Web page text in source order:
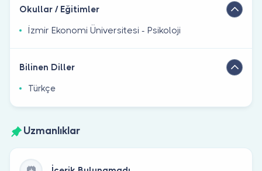
Okullar / Eğitimler
İzmir Ekonomi Üniversitesi - Psikoloji
Bilinen Diller
Türkçe
Uzmanlıklar